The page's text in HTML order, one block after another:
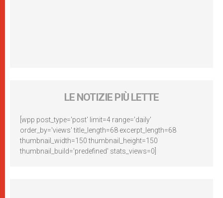
LE NOTIZIE PIÙ LETTE
[wpp post_type='post' limit=4 range='daily'
order_by='views' title_length=68 excerpt_length=68
thumbnail_width=150 thumbnail_height=150
thumbnail_build='predefined' stats_views=0]